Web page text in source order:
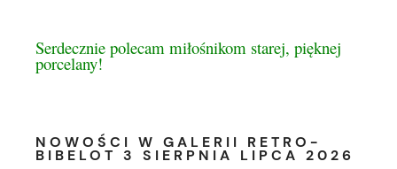
Serdecznie polecam miłośnikom starej, pięknej
porcelany!
NOWOŚCI W GALERII RETRO-
BIBELOT 3 SIERPNIA LIPCA 2026